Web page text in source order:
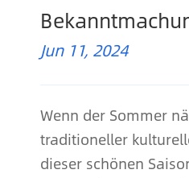
Jun 11, 2024
Wenn der Sommer
traditioneller
dieser schönen